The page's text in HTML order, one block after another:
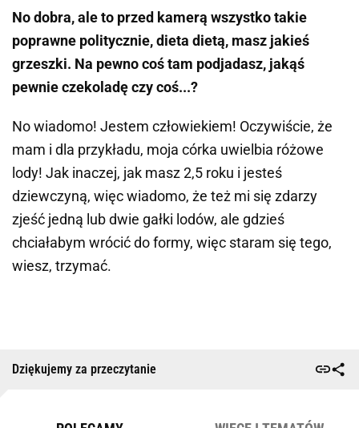
No dobra, ale to przed kamerą wszystko takie
poprawne politycznie, dieta dietą, masz jakieś
grzeszki. Na pewno coś tam podjadasz, jakąś
pewnie czekoladę czy coś...?
No wiadomo! Jestem człowiekiem! Oczywiście, że
mam i dla przykładu, moja córka uwielbia różowe
lody! Jak inaczej, jak masz 2,5 roku i jesteś
dziewczyną, więc wiadomo, że też mi się zdarzy
zjeść jedną lub dwie gałki lodów, ale gdzieś
chciałabym wrócić do formy, więc staram się tego,
wiesz, trzymać.
Dziękujemy za przeczytanie